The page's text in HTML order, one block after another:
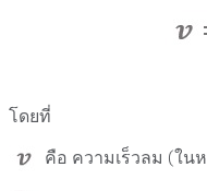
โดยที่
คือ ความเร็วลม (ใน